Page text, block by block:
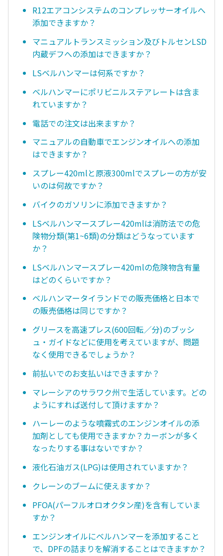
R12エアコンシステムのコンプレッサーオイルへ
添加できますか？
マニュアルトランスミッション及びトルセンLSD
内蔵デフへの添加はできますか？
LSベルハンマーは何系ですか？
ベルハンマーにポリビニルステアレートは含ま
れていますか？
電話での注文は出来ますか？
マニュアルの自動車でエンジンオイルへの添加
はできますか？
スプレー420mlと原液300mlでスプレーの方が安
いのは何故ですか？
バイクのガソリンに添加できますか？
LSベルハンマースプレー420mlは消防法での危
険物分類(第1~6類)の分類はどうなっています
か？
LSベルハンマースプレー420mlの危険物含有量
はどのくらいですか？
ベルハンマータイランドでの販売価格と日本で
の販売価格は同じですか？
グリースを高速プレス(600回転／分)のブッシ
ュ・ガイドなどに使用を考えていますが、問題
なく使用できるでしょうか？
前払いでのお支払いはできますか？
マレーシアのサラワク州で生活しています。どの
ようにすれば送付して頂けますか？
ハーレーのような噴霧式のエンジンオイルの添
加剤としても使用できますか？カーボンが多く
なったりする事はないですか？
液化石油ガス(LPG)は使用されていますか？
クレーンのブームに使えますか？
PFOA(パーフルオロオクタン産)を含有していま
すか？
エンジンオイルにベルハンマーを添加すること
で、DPFの詰まりを解消することはできますか？